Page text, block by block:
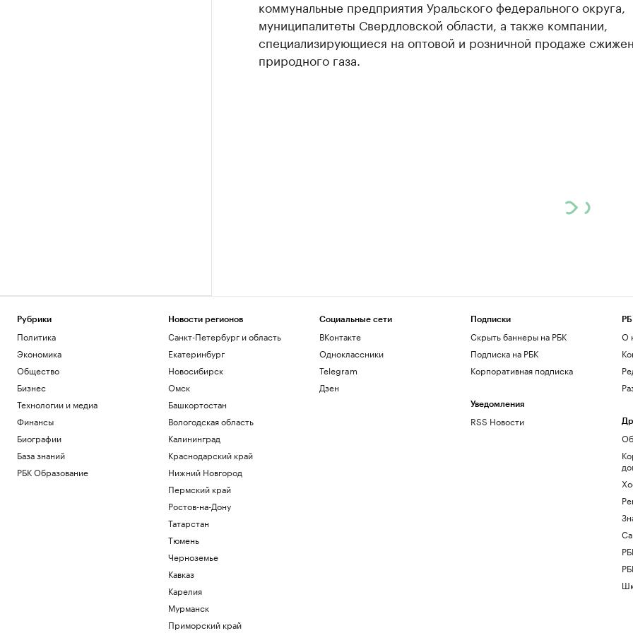
коммунальные предприятия Уральского федерального округа,
муниципалитеты Свердловской области, а также компании,
специализирующиеся на оптовой и розничной продаже
природного газа.
Рубрики
Политика
Экономика
Общество
Бизнес
Технологии и медиа
Финансы
Биографии
База знаний
РБК Образование
Новости регионов
Санкт-Петербург и область
Екатеринбург
Новосибирск
Омск
Башкортостан
Вологодская область
Калининград
Краснодарский край
Нижний Новгород
Пермский край
Ростов-на-Дону
Татарстан
Тюмень
Черноземье
Кавказ
Карелия
Мурманск
Приморский край
Социальные сети
ВКонтакте
Одноклассники
Telegram
Дзен
Подписки
Скрыть баннеры на РБК
Подписка на РБК
Корпоративная подписка
Уведомления
RSS Новости
О